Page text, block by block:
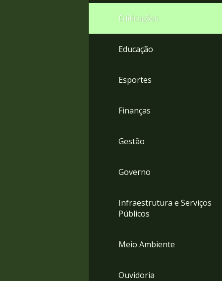
Edificações
Educação
Esportes
Finanças
Gestão
Governo
Infraestrutura e Serviços
Públicos
Meio Ambiente
Ouvidoria